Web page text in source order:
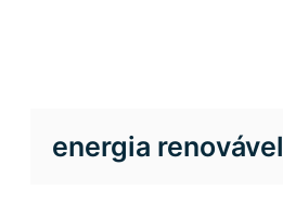
energia renovável